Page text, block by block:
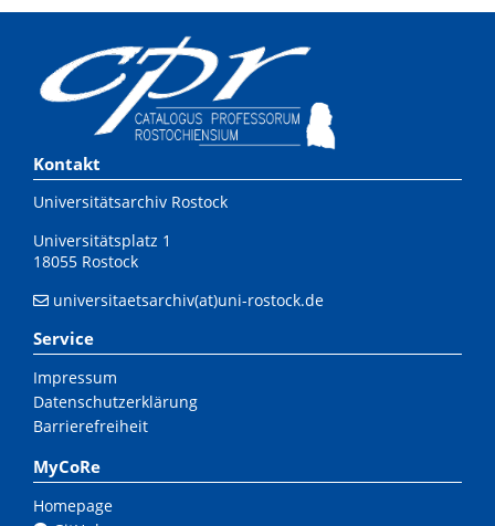
Kontakt
Universitätsarchiv Rostock
Universitätsplatz 1
18055 Rostock
universitaetsarchiv(at)uni-rostock.de
Service
Impressum
Datenschutzerklärung
Barrierefreiheit
MyCoRe
Homepage